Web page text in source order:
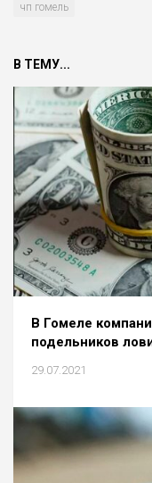
чп гомель
В ТЕМУ...
В Гомеле
подельников
29.07.2021